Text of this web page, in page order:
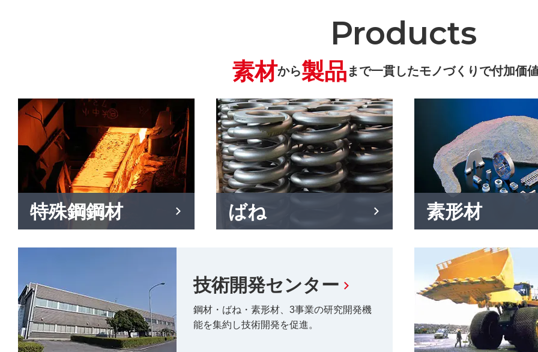
Products
素材から製品 まで一貫したモノづくりで付加価
特殊鋼鋼材 ばね 素形材
技術開発センター
鋼材・ばね・素形材、3事業の研究開発機
能を集約し技術開発を促進。